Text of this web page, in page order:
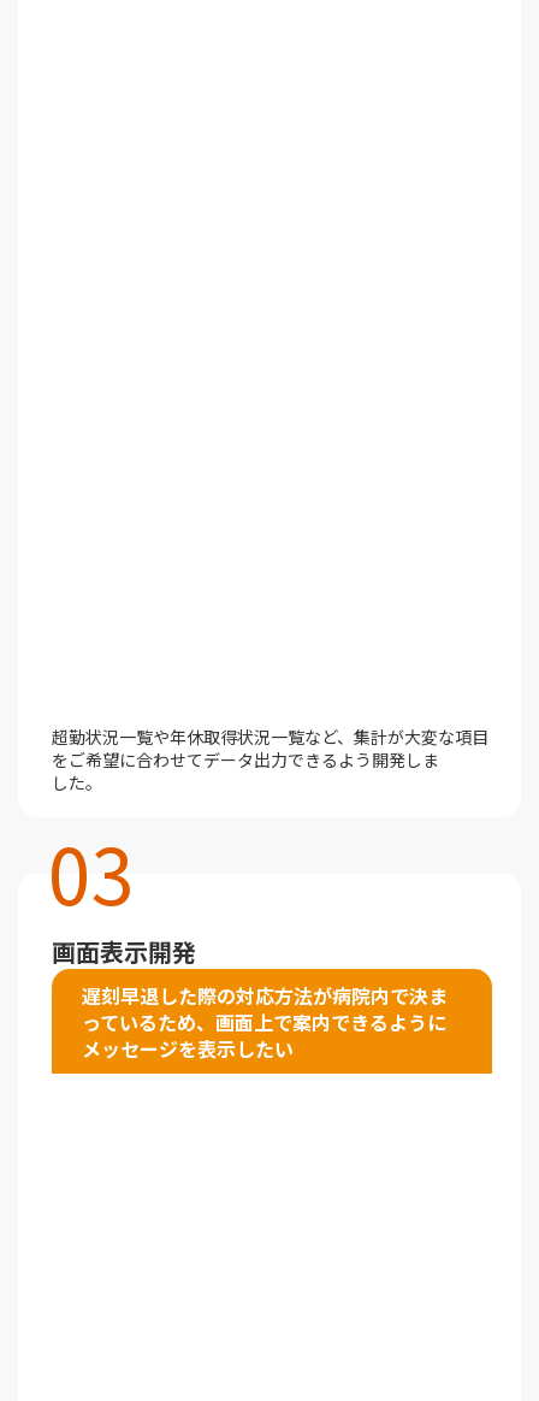
超勤状況一覧や年休取得状況一覧など、集計が大変な項目
をご希望に合わせてデータ出力できるよう開発しま
した。
03
画面表示開発
遅刻早退した際の対応方法が病院内で決ま
っているため、画面上で案内できるように
メッセージを表示したい